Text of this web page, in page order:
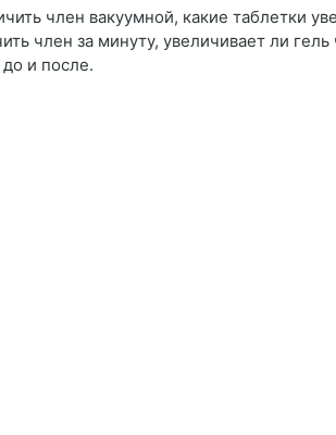
член вакуумной, какие таблетки
член за минуту, увеличивает ли
и после.